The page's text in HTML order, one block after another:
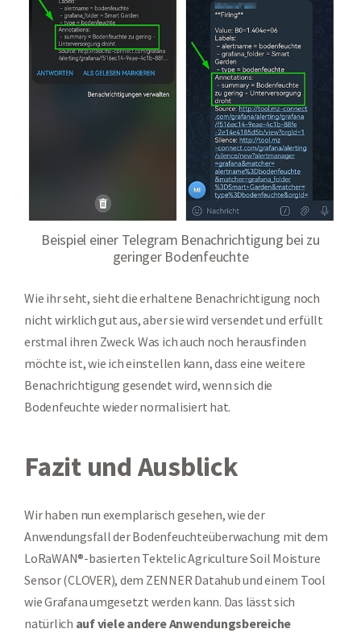
Beispiel einer Telegram Benachrichtigung bei zu
geringer Bodenfeuchte
Wie ihr seht, sieht die erhaltene Benachrichtigung noch
nicht wirklich gut aus, aber sie wird versendet und erfüllt
erstmal ihren Zweck. Was ich auch noch herausfinden
möchte ist, wie ich einstellen kann, dass eine weitere
Benachrichtigung gesendet wird, wenn sich die
Bodenfeuchte wieder normalisiert hat.
Fazit und Ausblick
Wir haben nun exemplarisch gesehen, wie der
Anwendungsfall der Bodenfeuchteüberwachung mit dem
LoRaWAN®-basierten Tektelic Agriculture Soil Moisture
Sensor (CLOVER), dem ZENNER Datahub und einem Tool
wie Grafana umgesetzt werden kann. Das lässt sich
natürlich auf viele andere Anwendungsbereiche